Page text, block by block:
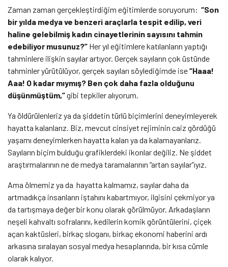
Zaman zaman gerçekleştirdiğim eğitimlerde soruyorum: “Son
bir yılda medya ve benzeri araçlarla tespit edilip, veri
haline gelebilmiş kadın cinayetlerinin sayısını tahmin
edebiliyor musunuz?” Her yıl eğitimlere katılanların yaptığı
tahminlere ilişkin sayılar artıyor. Gerçek sayıların çok üstünde
tahminler yürütülüyor, gerçek sayıları söylediğimde ise“Haaa!
Aaa! O kadar mıymış? Ben çok daha fazla olduğunu
düşünmüştüm,”gibi tepkiler alıyorum.
Ya öldürülenleriz ya da şiddetin türlü biçimlerini deneyimleyerek
hayatta kalanlarız. Biz, mevcut cinsiyet rejiminin caiz gördüğü
yaşamı deneyimlerken hayatta kalan ya da kalamayanlarız.
Sayıların biçim bulduğu grafiklerdeki ikonlar değiliz. Ne şiddet
araştırmalarının ne de medya taramalarının “artan sayılar”ıyız.
Ama ölmemiz ya da hayatta kalmamız, sayılar daha da
artmadıkça insanların iştahını kabartmıyor, ilgisini çekmiyor ya
da tartışmaya değer bir konu olarak görülmüyor. Arkadaşların
neşeli kahvaltı sofralarını, kedilerin komik görüntülerini, çiçek
açan kaktüsleri, birkaç sloganı, birkaç ekonomi haberini ardı
arkasına sıralayan sosyal medya hesaplarında, bir kısa cümle
olarak kalıyor.